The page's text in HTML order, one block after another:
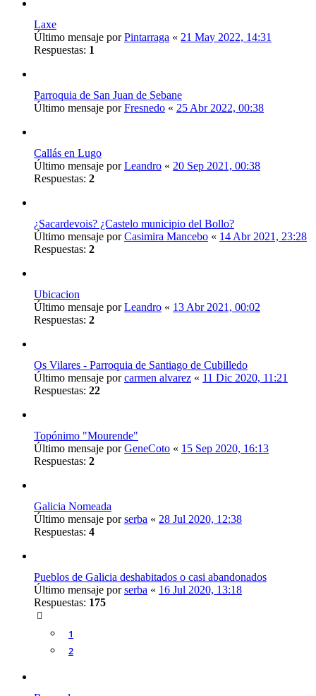
Laxe
Último mensaje porPintarraga « 21 May 2022, 14:31
Respuestas: 1
Parroquia de San Juan de Sebane
Último mensaje porFresnedo « 25 Abr 2022, 00:38
Callás en Lugo
Último mensaje porLeandro « 20 Sep 2021, 00:38
Respuestas: 2
¿Sacardevois? ¿Castelo municipio del Bollo?
Último mensaje porCasimira Mancebo « 14 Abr 2021, 23:28
Respuestas: 2
Ubicacion
Último mensaje porLeandro « 13 Abr 2021, 00:02
Respuestas: 2
Os Vilares - Parroquia de Santiago de Cubilledo
Último mensaje porcarmen alvarez « 11 Dic 2020, 11:21
Respuestas: 22
Topónimo "Mourende"
Último mensaje porGeneCoto « 15 Sep 2020, 16:13
Respuestas: 2
Galicia Nomeada
Último mensaje porserba « 28 Jul 2020, 12:38
Respuestas: 4
Pueblos de Galicia deshabitados o casi abandonados
Último mensaje porserba « 16 Jul 2020, 13:18
Respuestas: 175
1
2